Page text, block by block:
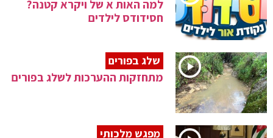
למה האות א של ויקרא קטנה?
חסידודס לילדים
שלג בפורים
מתחזקות ההערכות לשלג בפורים
מפגש מלכותי